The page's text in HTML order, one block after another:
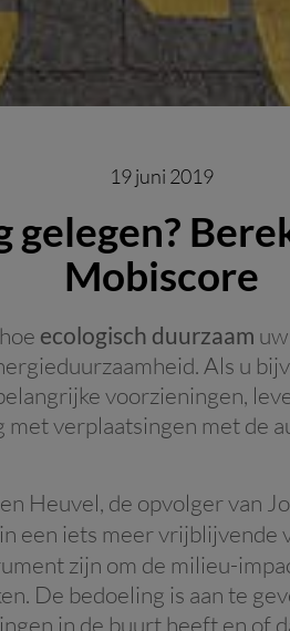
19 juni 2019
gelegen?
Mobiscore
ecologisch duurzaam
Als u
voorzieningen,
verplaatsingen met de
Heuvel, de opvolger van
een iets meer vrijblijvende
zijn om de milieu-
De bedoeling is aan te
in de buurt heeft en of